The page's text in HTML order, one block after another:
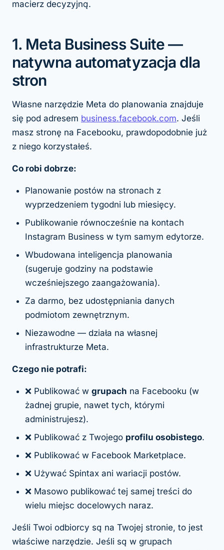
macierz decyzyjną.
1. Meta Business Suite —
natywna automatyzacja dla
stron
Własne narzędzie Meta do planowania znajduje
się pod adresem business.facebook.com. Jeśli
masz stronę na Facebooku, prawdopodobnie już
z niego korzystałeś.
Co robi dobrze:
Planowanie postów na stronach z
wyprzedzeniem tygodni lub miesięcy.
Publikowanie równocześnie na kontach
Instagram Business w tym samym edytorze.
Wbudowana inteligencja planowania
(sugeruje godziny na podstawie
wcześniejszego zaangażowania).
Za darmo, bez udostępniania danych
podmiotom zewnętrznym.
Niezawodne — działa na własnej
infrastrukturze Meta.
Czego nie potrafi:
❌ Publikować w grupach na Facebooku (w
żadnej grupie, nawet tych, którymi
administrujesz).
❌ Publikować z Twojego profilu osobistego.
❌ Publikować w Facebook Marketplace.
❌ Używać Spintax ani wariacji postów.
❌ Masowo publikować tej samej treści do
wielu miejsc docelowych naraz.
Jeśli Twoi odbiorcy są na Twojej stronie, to jest
właściwe narzędzie. Jeśli są w grupach